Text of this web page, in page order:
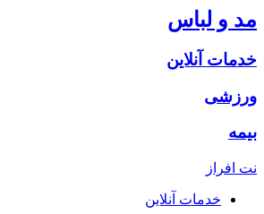
مد و لباس
خدمات آنلاین
ورزشی
بیمه
نت افراز
خدمات آنلاین